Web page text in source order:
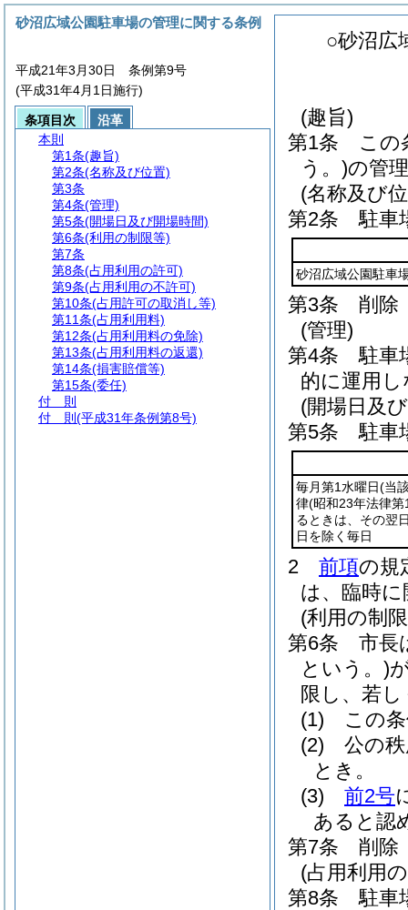
○砂沼広
(趣旨)
第1条
この
う。)の管
(名称及び
第2条
駐車
砂沼広域公園駐車
第3条
削除
(管理)
第4条
駐車
的に運用
(開場日及
第5条
駐車
毎月第1水曜日(当
律(昭和23年法律第
るときは、その翌
日を除く毎日
2 前項の規
は、臨時
(利用の制
第6条
市長
という。)
限し、若
(1)
この
(2)
公の
とき。
(3)
前2号
あると認
第7条
削除
(占用利用
第8条
駐車
砂沼広域公園駐車場の管理に関する条例
平成21年3月30日 条例第9号
(平成31年4月1日施行)
条項目次
沿革
本則
第1条(趣旨)
第2条(名称及び位置)
第3条
第4条(管理)
第5条(開場日及び開場時間)
第6条(利用の制限等)
第7条
第8条(占用利用の許可)
第9条(占用利用の不許可)
第10条(占用許可の取消し等)
第11条(占用利用料)
第12条(占用利用料の免除)
第13条(占用利用料の返還)
第14条(損害賠償等)
第15条(委任)
付 則
付 則 (平成31年条例第8号)